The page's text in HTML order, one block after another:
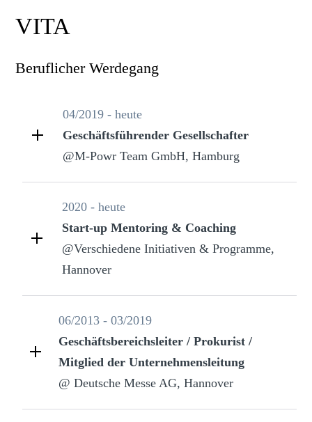
VITA
Beruflicher Werdegang
04/2019 - heute
Geschäftsführender Gesellschafter
@M-Powr Team GmbH, Hamburg
2020 - heute
Start-up Mentoring & Coaching
@Verschiedene Initiativen & Programme,
Hannover
06/2013 - 03/2019
Geschäftsbereichsleiter / Prokurist /
Mitglied der Unternehmensleitung
@ Deutsche Messe AG, Hannover